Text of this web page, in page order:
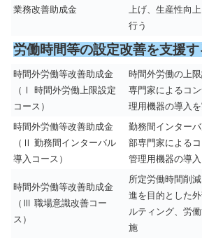
業務改善助成金
上げ、生産性向
行う
労働時間等の設定改善を支援
時間外労働等改善助成金
（Ⅰ 時間外労働上限設定
コース）
時間外労働の上
専門家によるコ
理用機器の導入
時間外労働等改善助成金
（Ⅱ 勤務間インターバル
導入コース）
勤務間インター
部専門家による
管理用機器の導
時間外労働等改善助成金
（Ⅲ 職場意識改善コー
ス）
所定労働時間削
進を目的とした
ルティング、労
施